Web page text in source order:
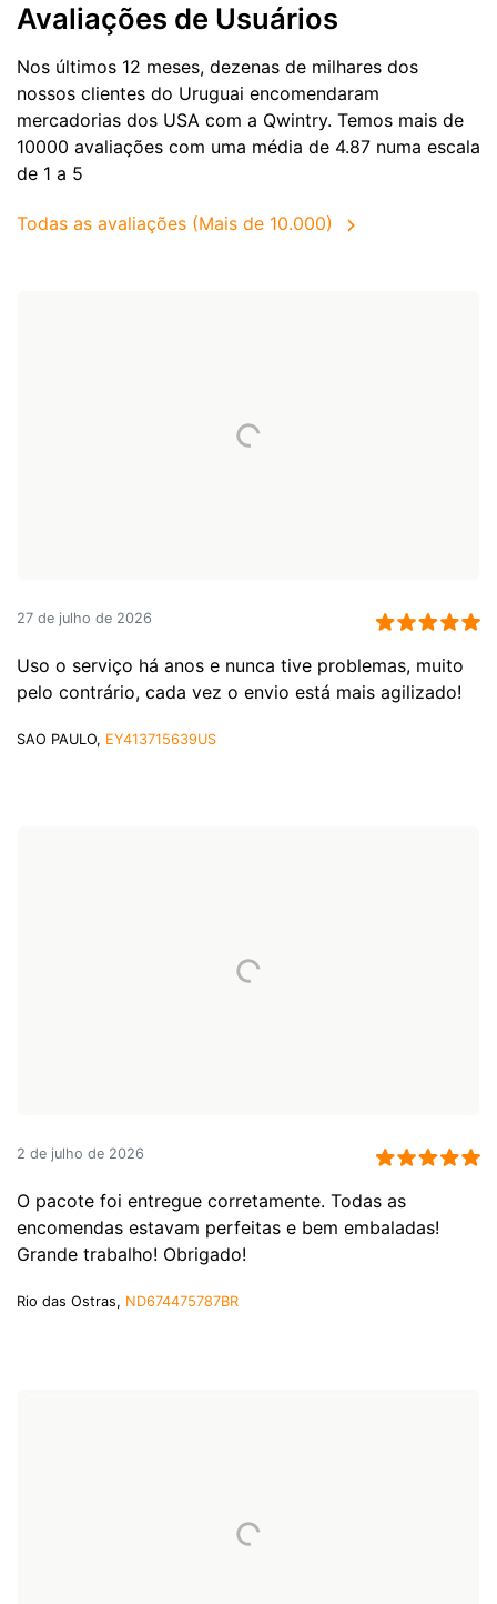
Avaliações de Usuários
Nos últimos 12 meses, dezenas de milhares dos
nossos clientes do Uruguai encomendaram
mercadorias dos USA com a Qwintry. Temos mais de
10000 avaliações com uma média de 4.87 numa escala
de 1 a 5
Todas as avaliações (Mais de 10.000)
27 de julho de 2026
Uso o serviço há anos e nunca tive problemas, muito
pelo contrário, cada vez o envio está mais agilizado!
SAO PAULO, EY413715639US
2 de julho de 2026
O pacote foi entregue corretamente. Todas as
encomendas estavam perfeitas e bem embaladas!
Grande trabalho! Obrigado!
Rio das Ostras, ND674475787BR